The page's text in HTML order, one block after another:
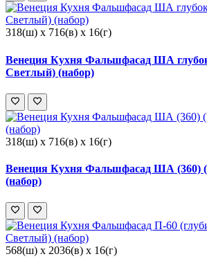
318(ш) x 716(в) x 16(г)
Венеция Кухня Фальшфасад ША
Светлый) (набор)
318(ш) x 716(в) x 16(г)
Венеция Кухня Фальшфасад ША (360)
(набор)
568(ш) x 2036(в) x 16(г)